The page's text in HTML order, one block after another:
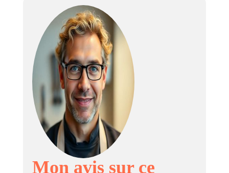
pâtisserie. Équipement
professionnel : 3 plaques de
coupe (grossière, moyenne,
fine), 4 lames (lame
grossière/fine, lame de coupe
épaisse/fine) en acier inoxydable
et adaptateur de fabrication de
saucisses pour différentes tailles
de saucisses. Santé et sécurité :
toutes les pièces en contact
avec les aliments sont
fabriquées en acier inoxydable
de qualité alimentaire, sans
aluminium ni autres matériaux
dangereux. Nettoyage facile :
tous les composants sont
Mon avis sur ce